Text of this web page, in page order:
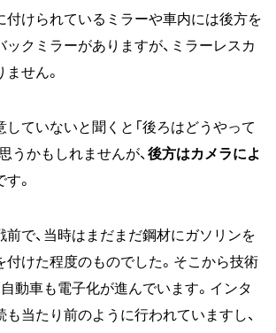
付けられているミラーや車内には後方を
クミラーがありますが、ミラーレスカ
せん。
していないと聞くと「後ろはどうやって
うかもしれませんが、 後方はカメラによ
。
前で、当時はまだまだ鋼材にガソリンを
付けた程度のものでした。そこから技術
自動車も電子化が進んでいます。インタ
当たり前のように行われていますし、